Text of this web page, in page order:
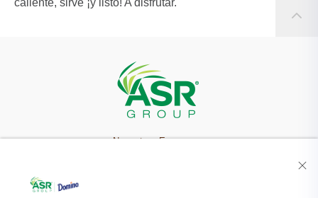
Nuestra Empresa